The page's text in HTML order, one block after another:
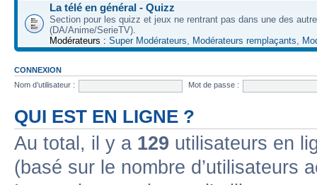
La télé en général - Quizz
Section pour les quizz et jeux ne rentrant pas dans une des
(DA/Anime/SerieTV).
Modérateurs : Super Modérateurs Modérateurs remplaçants
CONNEXION
Nom d’utilisateur :
Mot de passe :
QUI EST EN LIGNE ?
Au total, il y a 129 utilisateurs en
(basé sur le nombre d’utilisateurs